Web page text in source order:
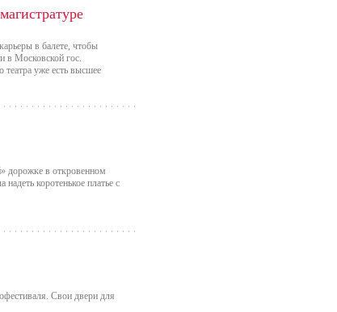
в балете, чтобы
в Московской гос.
уже есть высшее
дорожке в откровенном
коротенькое платье с
Свои двери для